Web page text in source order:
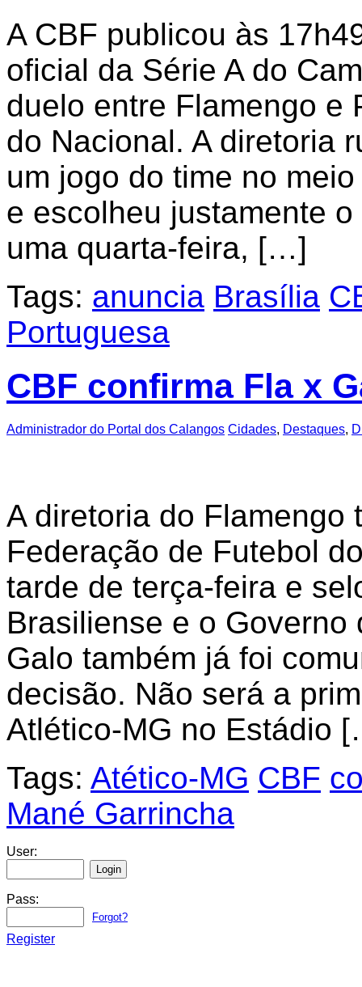
A CBF publicou às
oficial da Série A do
duelo entre Flamengo e
do Nacional. A diretoria
um jogo do time no
e escolheu justamente
uma quarta-feira, […]
Tags: anuncia Brasília
Portuguesa
CBF confirma Fla x
Administrador do Portal dos Calangos Cidades, Destaques,
A diretoria do Flamengo
Federação de Futebol
tarde de terça-feira e
Brasiliense e o
Galo também já foi
decisão. Não será a
Atlético-MG no Estádio
Tags: Atético-MG CBF
Mané Garrincha
User:
Pass:
Forgot?
Register